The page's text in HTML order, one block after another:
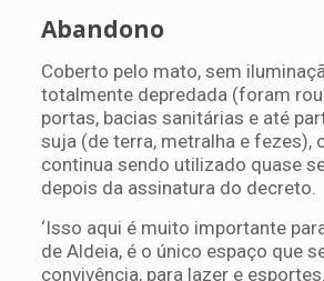
Abandono
Coberto pelo mato, sem
totalmente depredada (foram
portas, bacias sanitárias e até
suja (de terra, metralha e fezes),
continua sendo utilizado quase
depois da assinatura do decreto.
‘Isso aqui é muito importante
de Aldeia, é o único espaço que
convivência, para lazer e